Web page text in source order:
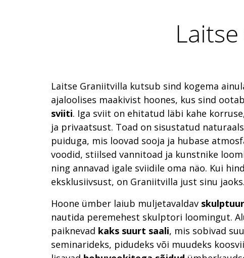
Laitse Graniitvilla kutsub sind kogema
ajaloolises maakivist hoones, kus sind ootab
sviiti. Iga sviit on ehitatud läbi kahe
ja privaatsust. Toad on sisustatud
puiduga, mis loovad sooja ja hubase
voodid, stiilsed vannitoad ja kunstnike
ning annavad igale sviidile oma näo. Kui
eksklusiivsust, on Graniitvilla just sinu jaoks.
Hoone ümber laiub muljetavaldav
nautida peremehest skulptori loomingut.
paiknevad kaks suurt saali, mis sobivad
seminarideks, pidudeks või muudeks